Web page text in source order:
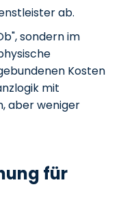
ab.
sondern im
Kosten
mit
aber weniger
für